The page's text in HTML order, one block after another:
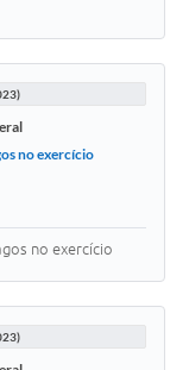
no exercício
no exercício